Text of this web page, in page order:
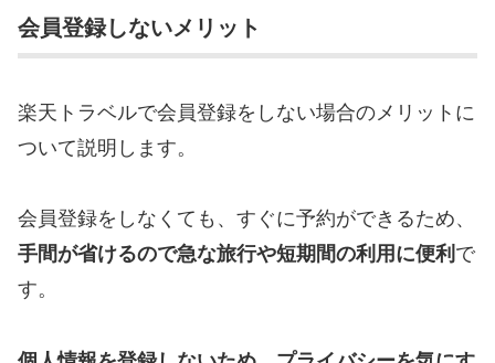
会員登録しないメリット
楽天トラベルで会員登録をしない場合のメリットに
ついて説明します。
会員登録をしなくても、すぐに予約ができるため、
手間が省けるので急な旅行や短期間の利用に便利 で
す。